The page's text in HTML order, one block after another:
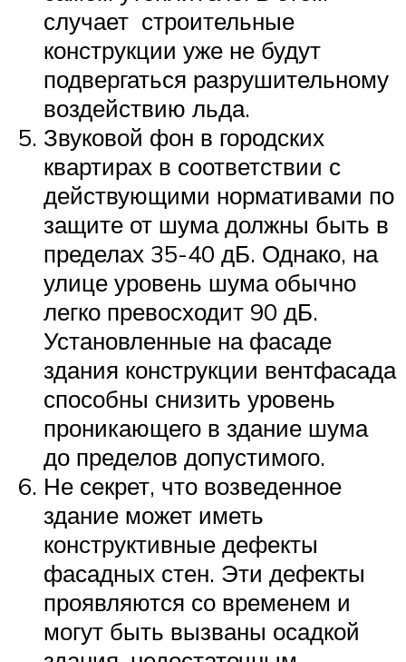
случает строительные
конструкции уже не будут
подвергаться разрушительному
воздействию льда.
Звуковой фон в городских
квартирах в соответствии с
действующими нормативами по
защите от шума должны быть в
пределах 35-40 дБ. Однако, на
улице уровень шума обычно
легко превосходит 90 дБ.
Установленные на фасаде
здания конструкции вентфасада
способны снизить уровень
проникающего в здание шума
до пределов допустимого.
Не секрет, что возведенное
здание может иметь
конструктивные дефекты
фасадных стен. Эти дефекты
проявляются со временем и
могут быть вызваны осадкой